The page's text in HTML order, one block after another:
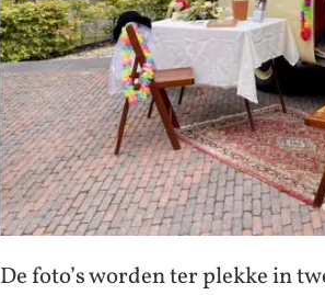
De foto’s worden ter plekke in